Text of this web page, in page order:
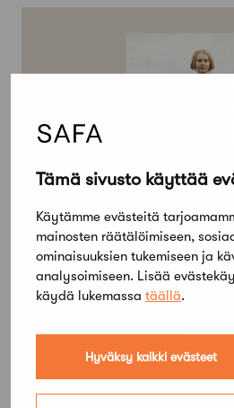
Tämä sivusto käyttää
Käytämme evästeitä
mainosten räätälöimiseen,
ominaisuuksien tukemiseen ja
analysoimiseen. Lisää
käydä lukemassa täällä.
Hyväksy kaikki evästeet
27 toukokuun, 2026
Jäsentarina: Astria
mentoriksi, koska ei